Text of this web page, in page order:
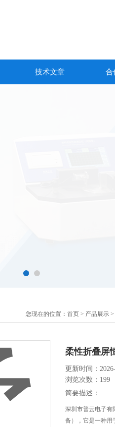
技术文章 合
您现在的位置： 首页 > 产品展示 >
柔性折叠屏
更新时间：
浏览次数：199
简要描述：
深圳市普云电子有
备），它是一种用